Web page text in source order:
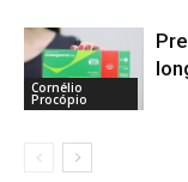
Cornélio
Procópio